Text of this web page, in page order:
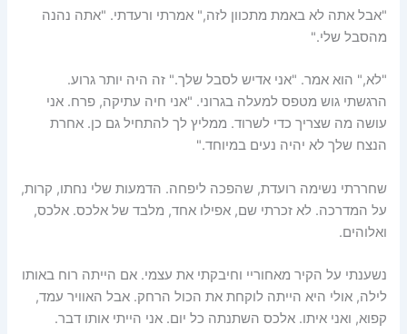
"אבל אתה לא באמת מתכוון לזה," אמרתי ורעדתי. "אתה נהנה
מהסבל שלי."
"לא," הוא אמר. "אני אדיש לסבל שלך." זה היה יותר גרוע.
הרגשתי גוש מטפס למעלה בגרוני. "אני חיה עתיקה, פרח. אני
עושה מה שצריך כדי לשרוד. ממליץ לך להתחיל גם כן. אחרת
הנצח שלך לא יהיה נעים במיוחד."
שחררתי נשימה רועדת, שהפכה ליפחה. הדמעות שלי נחתו, קרות,
על המדרכה. לא זכרתי שם, אפילו אחד, מלבד של אלכס. אלכס,
ואלוהים.
נשענתי על הקיר מאחוריי וחיבקתי את עצמי. אם הייתה רוח באותו
לילה, אולי היא הייתה לוקחת את הכול הרחק. אבל האוויר עמד,
קפוא, ואני איתו. אלכס השתנתה כל יום. אני הייתי אותו דבר.